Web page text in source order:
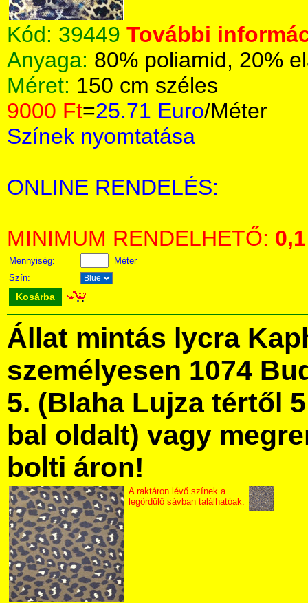
Kód: 39449 További
Anyaga: 80% poliamid, 20%
Méret: 150 cm széles
9000 Ft=25.71 Euro/Méter
Színek nyomtatása
ONLINE RENDELÉS:
MINIMUM RENDELHETŐ: 0,1
Mennyiség:
Méter
Szín:
Kosárba
Állat mintás lycra
személyesen 1074
5. (Blaha Lujza tértől
bal oldalt) vagy
bolti áron!
A raktáron lévő színek a
legördülő sávban találhatóak.